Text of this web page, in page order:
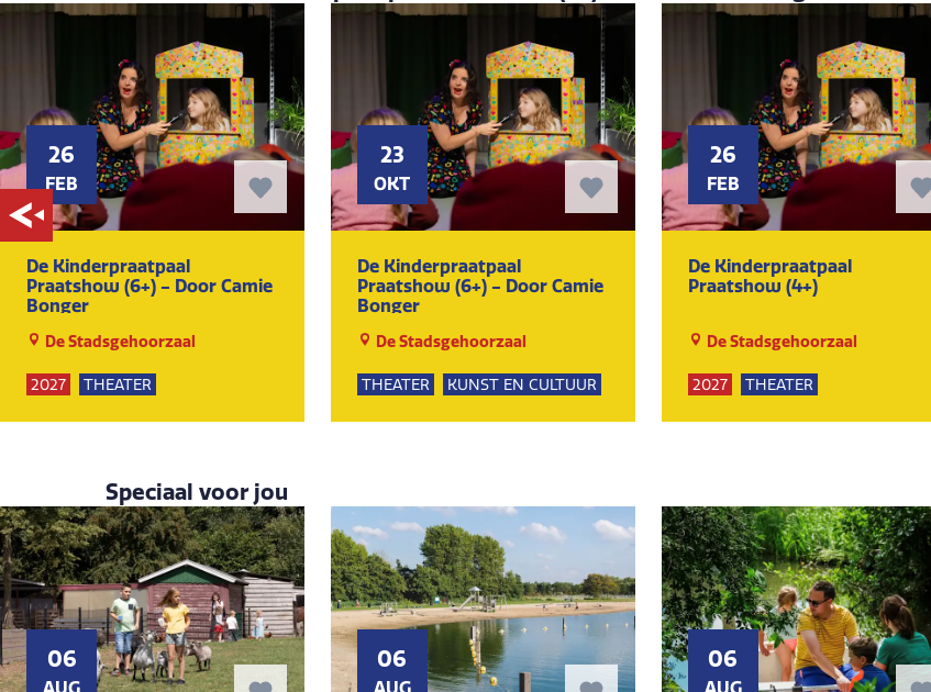
26
FEB
De Kinderpraatpaal
Praatshow (6+) - Door Camie
Bonger
De Stadsgehoorzaal
2027
THEATER
KUNST EN CULTUUR
23
OKT
De Kinderpraatpaal
Praatshow (6+) - Door Camie
Bonger
De Stadsgehoorzaal
THEATER KUNST EN CULTUUR
26
FEB
De Kinderpraatpaal
Praatshow (4+)
De Stadsgehoorzaal
2027
THEATER
KUNST EN CULTUUR
Speciaal voor jou
06 06 06